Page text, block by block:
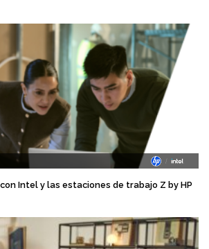
Intel y las estaciones de trabajo Z by HP